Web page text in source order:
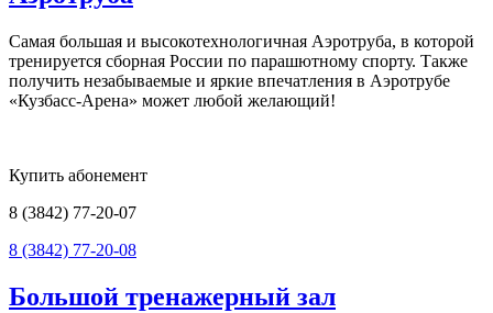
Самая большая и высокотехнологичная Аэротруба, в которой
тренируется сборная России по парашютному спорту. Также
получить незабываемые и яркие впечатления в Аэротрубе
«Кузбасс-Арена» может любой желающий!
Купить абонемент
8 (3842) 77-20-07
8 (3842) 77-20-08
Большой тренажерный зал